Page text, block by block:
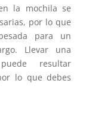
la mochila se
por lo que
para un
Llevar una
resultar
lo que debes